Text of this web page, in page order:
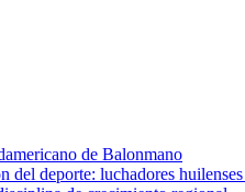
de Balonmano
del deporte: luchadores